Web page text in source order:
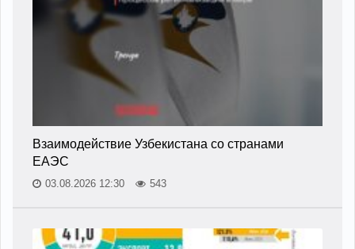
Взаимодействие Узбекистана со странами
ЕАЭС
03.08.2026 12:30 543